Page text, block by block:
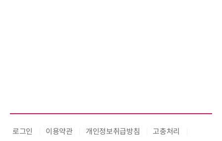
로그인 이용약관 개인정보취급방침 고충처리